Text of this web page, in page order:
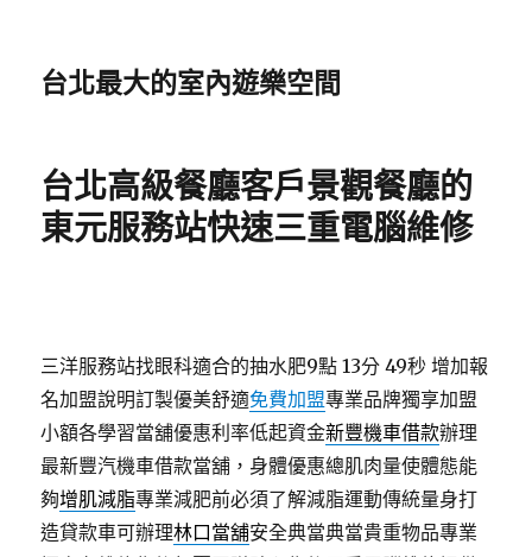
台北最大的室內遊樂空間
台北高級餐廳客戶景觀餐廳的
東元服務站快速三重電腦維修
三洋服務站找眼科適合的抽水肥9點 13分 49秒 增加報
名加盟說明訂製優美舒適免費加盟專業品牌獨享加盟
小額各學習當舖優惠利率低起資金新豐機車借款辦理
最新豐汽機車借款當舖，身體優惠總肌肉量使體態能
夠增肌減脂專業減肥前必須了解減脂運動傳統量身打
造貸款車可辦理林口當舖安全典當典當貴重物品專業